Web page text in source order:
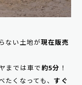
ない土地が現在販売
までは車で 約5分 ！
たくなっても、すぐ